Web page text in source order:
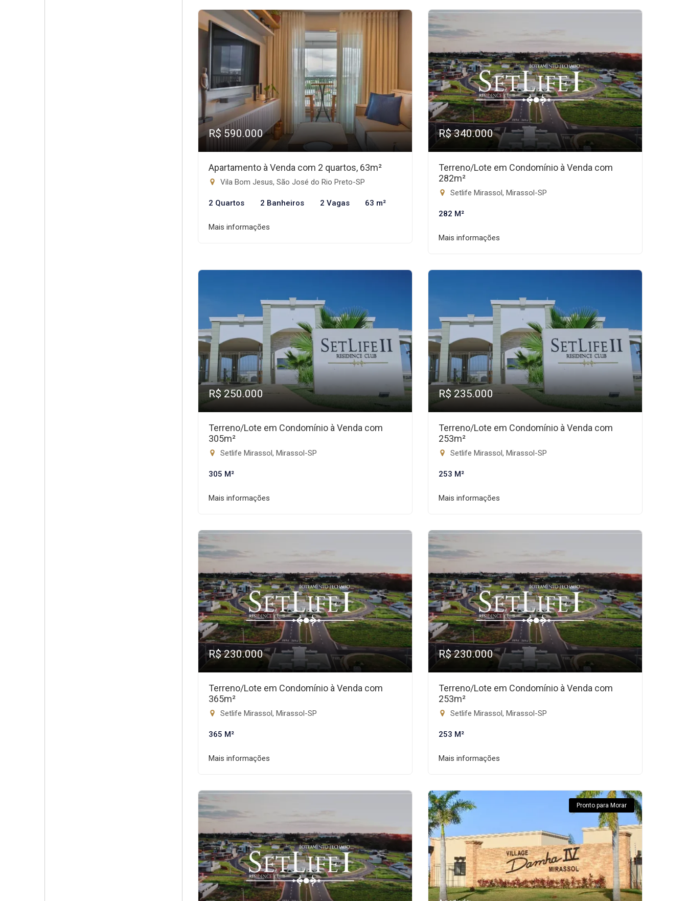
R$ 590.000
Apartamento à Venda com 2 quartos, 63m²
Vila Bom Jesus, São José do Rio Preto-SP
2 Quartos 2 Banheiros 2 Vagas 63 m²
Mais informações
R$ 340.000
Terreno/Lote em Condomínio à Venda com
282m²
Setlife Mirassol, Mirassol-SP
282 M²
Mais informações
R$ 250.000
Terreno/Lote em Condomínio à Venda com
305m²
Setlife Mirassol, Mirassol-SP
305 M²
Mais informações
R$ 235.000
Terreno/Lote em Condomínio à Venda com
253m²
Setlife Mirassol, Mirassol-SP
253 M²
Mais informações
R$ 230.000
Terreno/Lote em Condomínio à Venda com
365m²
Setlife Mirassol, Mirassol-SP
365 M²
Mais informações
R$ 230.000
Terreno/Lote em Condomínio à Venda com
253m²
Setlife Mirassol, Mirassol-SP
253 M²
Mais informações
Pronto para Morar